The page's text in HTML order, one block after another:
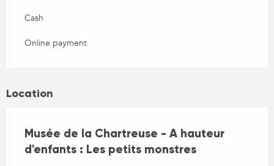
Cash
Online payment
Location
Musée de la Chartreuse - A hauteur
d'enfants : Les petits monstres